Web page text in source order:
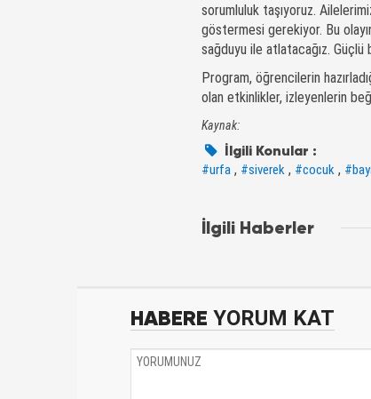
sorumluluk taşıyoruz.
göstermesi gerekiyor. Bu
sağduyu ile atlatacağız. Güçlü
Program, öğrencilerin
olan etkinlikler, izleyenlerin
Kaynak:
İlgili Konular :
#urfa , #siverek , #cocuk ,
İlgili Haberler
HABERE YORUM KAT